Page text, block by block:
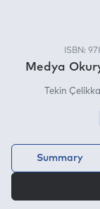
ISBN:
Medya
Tekin
Summary